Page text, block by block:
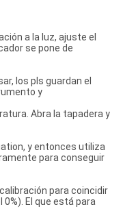
a la luz, ajuste el
se pone de
los pls guardan el
y
Abra la tapadera y
y entonces utiliza
para conseguir
para coincidir
0%). El que está para